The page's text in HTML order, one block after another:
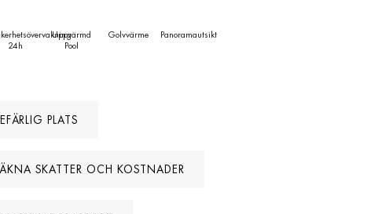
24h
Uppvärmd
Pool
Golvvärme Panoramautsikt
PLATS
SKATTER OCH KOSTNADER